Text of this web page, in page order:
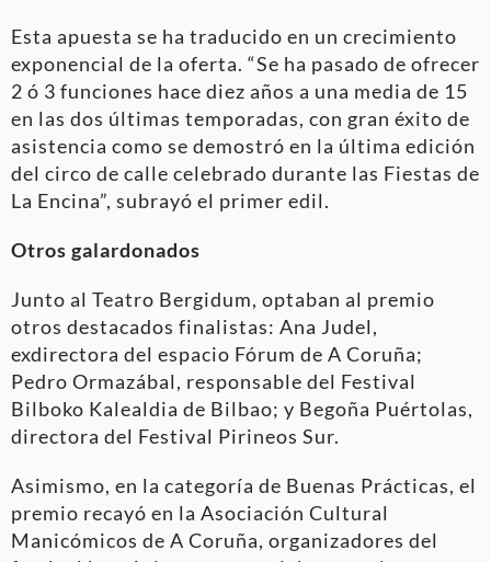
Esta apuesta se ha traducido en un crecimiento
exponencial de la oferta. “Se ha pasado de ofrecer
2 ó 3 funciones hace diez años a una media de 15
en las dos últimas temporadas, con gran éxito de
asistencia como se demostró en la última edición
del circo de calle celebrado durante las Fiestas de
La Encina”, subrayó el primer edil.
Otros galardonados
Junto al Teatro Bergidum, optaban al premio
otros destacados finalistas: Ana Judel,
exdirectora del espacio Fórum de A Coruña;
Pedro Ormazábal, responsable del Festival
Bilboko Kalealdia de Bilbao; y Begoña Puértolas,
directora del Festival Pirineos Sur.
Asimismo, en la categoría de Buenas Prácticas, el
premio recayó en la Asociación Cultural
Manicómicos de A Coruña, organizadores del